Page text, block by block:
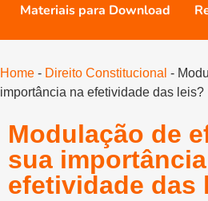
Materiais para Download
Home - Direito Constitucional -
importância na efetividade das leis?
Modulação de
sua
efetividade das